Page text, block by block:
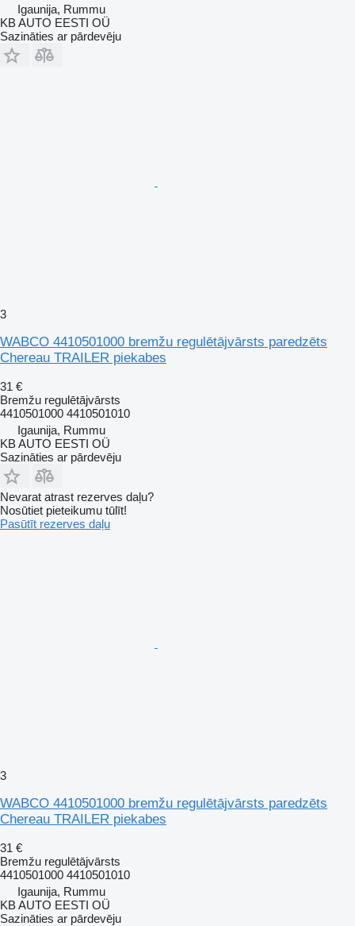
Igaunija, Rummu
KB AUTO EESTI OÜ
Sazināties ar pārdevēju
3
WABCO 4410501000 bremžu regulētājvārsts paredzēts
Chereau TRAILER piekabes
31 €
Bremžu regulētājvārsts
4410501000 4410501010
Igaunija, Rummu
KB AUTO EESTI OÜ
Sazināties ar pārdevēju
Nevarat atrast rezerves daļu?
Nosūtiet pieteikumu tūlīt!
Pasūtīt rezerves daļu
3
WABCO 4410501000 bremžu regulētājvārsts paredzēts
Chereau TRAILER piekabes
31 €
Bremžu regulētājvārsts
4410501000 4410501010
Igaunija, Rummu
KB AUTO EESTI OÜ
Sazināties ar pārdevēju